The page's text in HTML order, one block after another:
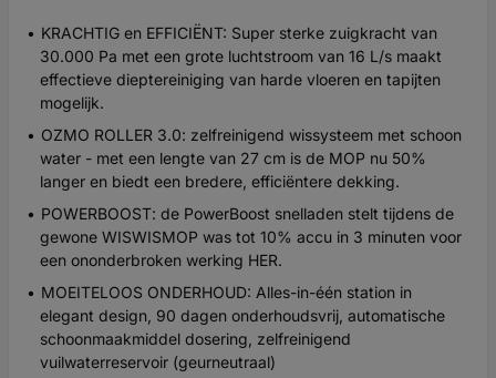
KRACHTIG en EFFICIËNT: Super sterke zuigkracht van
30.000 Pa met een grote luchtstroom van 16 L/s maakt
effectieve dieptereiniging van harde vloeren en tapijten
mogelijk.
OZMO ROLLER 3.0: zelfreinigend wissysteem met schoon
water - met een lengte van 27 cm is de MOP nu 50%
langer en biedt een bredere, efficiëntere dekking.
POWERBOOST: de PowerBoost snelladen stelt tijdens de
gewone WISWISMOP was tot 10% accu in 3 minuten voor
een ononderbroken werking HER.
MOEITELOOS ONDERHOUD: Alles-in-één station in
elegant design, 90 dagen onderhoudsvrij, automatische
schoonmaakmiddel dosering, zelfreinigend
vuilwaterreservoir (geurneutraal)